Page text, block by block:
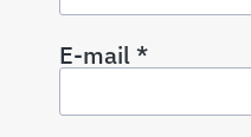
E-mail*